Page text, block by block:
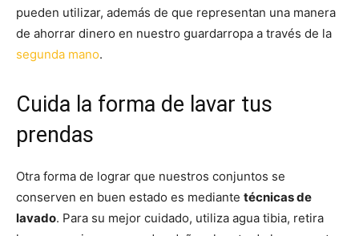
pueden utilizar, además de que representan una manera
de ahorrar dinero en nuestro guardarropa a través de la
segunda mano.
Cuida la forma de lavar tus
prendas
Otra forma de lograr que nuestros conjuntos se
conserven en buen estado es mediante técnicas de
lavado. Para su mejor cuidado, utiliza agua tibia, retira